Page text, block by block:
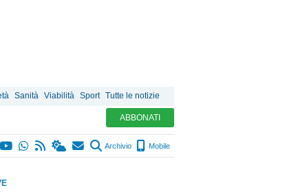
Sanità Viabilità Sport Tutte le notizie
ABBONATI
Archivio Mobile